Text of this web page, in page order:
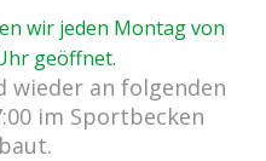
wir jeden Montag von
geöffnet.
wieder an folgenden
im Sportbecken